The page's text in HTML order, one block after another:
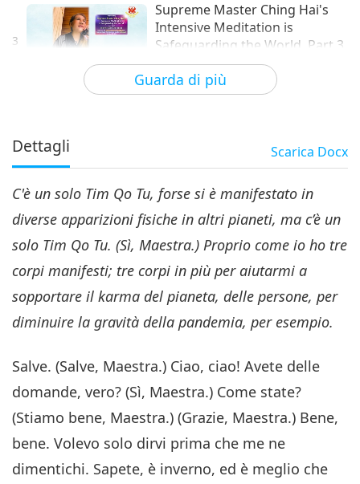
Guarda di più
3
Supreme Master Ching Hai's
Intensive Meditation is
Safeguarding the World, Part 3
of 5
Tra Maestra e discepoli 2020-12-15 Visualizzazioni
4
30:48
Safeguarding the World, Part 4
of 5
Tra Maestra e discepoli 2020-12-16 8135Visualizzazioni
Supreme Master Ching Hai's
Intensive Meditation is
Safeguarding the World, Part 5
Tra Maestra e discepoli 2020-12-17 8991 Visualizzazioni
Dettagli Scarica Docx
C'è un solo Tim Qo Tu, forse si è manifestato in
diverse apparizioni fisiche in altri pianeti, ma c’è un
solo Tim Qo Tu. (Sì, Maestra.) Proprio come io ho tre
corpi manifesti; tre corpi in più per aiutarmi a
sopportare il karma del pianeta, delle persone, per
diminuire la gravità della pandemia, per esempio.
Salve. (Salve, Maestra.) Ciao, ciao! Avete delle
domande, vero? (Sì, Maestra.) Come state?
(Stiamo bene, Maestra.) (Grazie, Maestra.) Bene,
bene. Volevo solo dirvi prima che me ne
dimentichi. Sapete, è inverno, ed è meglio che